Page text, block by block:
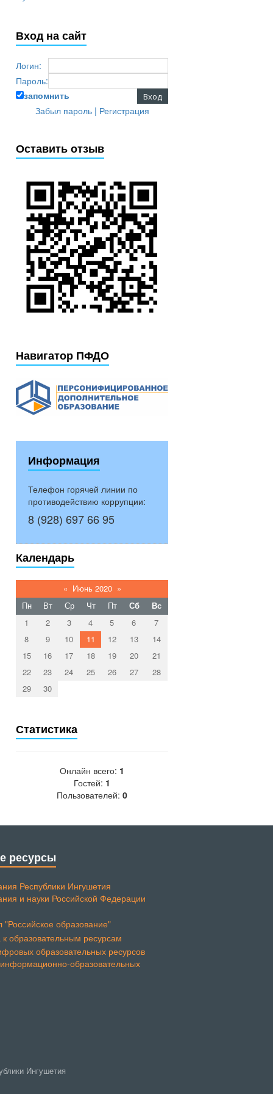
Вход на сайт
Логин:
Пароль:
запомнить
Забыл пароль| Регистрация
Оставить отзыв
Навигатор ПФДО
Информация
Телефон горячей линии по
противодействию коррупции:
8 (928) 697 66 95
Календарь
« Июнь 2020 »
Пн
Вт Ср Чт Пт Сб
Вс
1
2 3 4 5 6
7
8
9 10 11 12 13
14
15
16 17 18 19 20
21
22
23 24 25 26 27
28
29
30
Статистика
Онлайн всего: 1
Гостей: 1
Пользователей: 0
ресурсы
Республики Ингушетия
и науки Российской Федерации
Ингушетия